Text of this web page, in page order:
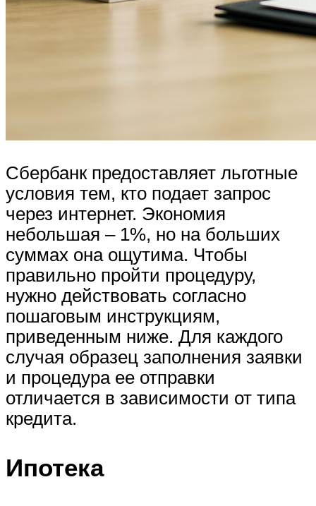
Сбербанк предоставляет льготные
условия тем, кто подает запрос
через интернет. Экономия
небольшая – 1%, но на больших
суммах она ощутима. Чтобы
правильно пройти процедуру,
нужно действовать согласно
пошаговым инструкциям,
приведенным ниже. Для каждого
случая образец заполнения заявки
и процедура ее отправки
отличается в зависимости от типа
кредита.
Ипотека